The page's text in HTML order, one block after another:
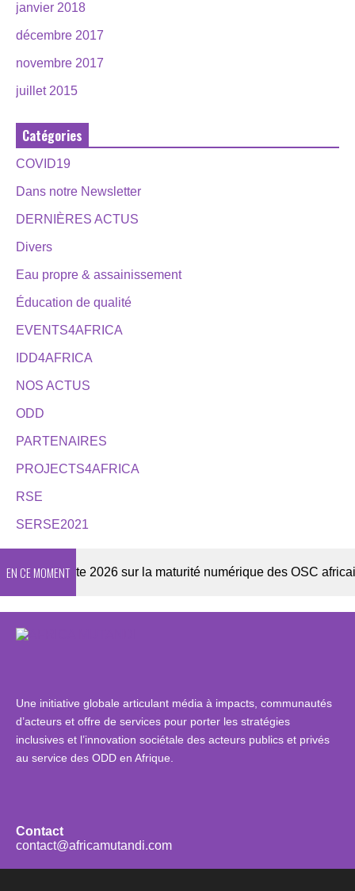
janvier 2018
décembre 2017
novembre 2017
juillet 2015
Catégories
COVID19
Dans notre Newsletter
DERNIÈRES ACTUS
Divers
Eau propre & assainissement
Éducation de qualité
EVENTS4AFRICA
IDD4AFRICA
NOS ACTUS
ODD
PARTENAIRES
PROJECTS4AFRICA
RSE
SERSE2021
EN CE MOMENT
Enquête 2026 sur la maturité numérique des OSC africaines
Une initiative globale articulant média à impacts, communautés
d’acteurs et offre de services pour porter les stratégies
inclusives et l’innovation sociétale des acteurs publics et privés
au service des ODD en Afrique.
Contact
contact@africamutandi.com